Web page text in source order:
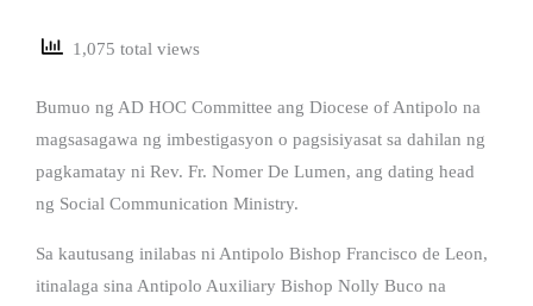
1,075 total views
Bumuo ng AD HOC Committee ang Diocese of Antipolo na
magsasagawa ng imbestigasyon o pagsisiyasat sa dahilan ng
pagkamatay ni Rev. Fr. Nomer De Lumen, ang dating head
ng Social Communication Ministry.
Sa kautusang inilabas ni Antipolo Bishop Francisco de Leon,
itinalaga sina Antipolo Auxiliary Bishop Nolly Buco na